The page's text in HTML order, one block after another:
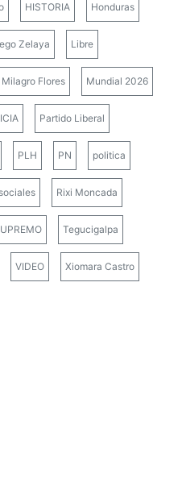
HISTORIA Honduras
Zelaya Libre
Milagro Flores Mundial 2026
Partido Liberal
PLH PN politica
Rixi Moncada
Tegucigalpa
VIDEO Xiomara Castro